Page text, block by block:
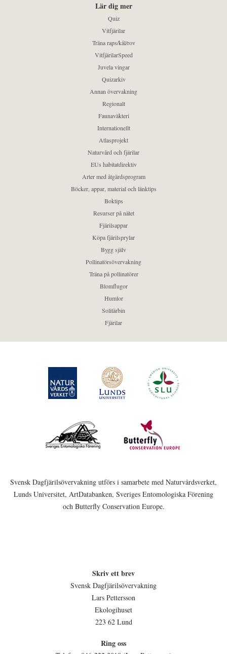
Lär dig mer
Quiz
Vitfjärilar
Träna raps/kål/rov
VitfjärilarSpeed
Juvela vingar
Quizarkiv
Annan övervakning
Regionalt
Faunaväkteri
Internationellt
Atlasprojekt
Naturvård och fjärilar
EUs habitatdirektiv
Arter med åtgärdsprogram
Böcker, appar, material och länktips
Boktips
Resurser på nätet
Fjärilsappar
Köpa fjärilsprylar
Bygg själv
Pollinatörsövervakning
Träna på pollinatörer
Blomflugor
Humlor
Solitärbin
Fjärilar
Svensk Dagfjärilsövervakning utförs i samarbete med Naturvårdsverket,
Lunds Universitet, ArtDatabanken, Sveriges Entomologiska Förening
och Butterfly Conservation Europe.
Skriv ett brev
Svensk Dagfjärilsövervakning
Lars Pettersson
Ekologihuset
223 62 Lund
Ring oss